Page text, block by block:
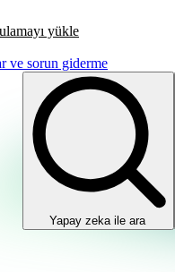
yükle
ve sorun giderme
Yapay zeka ile ara